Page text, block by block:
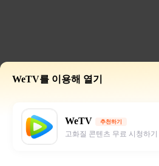
WeTV를 이용해 열기
WeTV 추천하기
고화질 콘텐츠 무료 시청하기